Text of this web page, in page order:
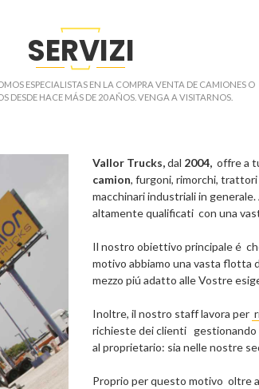
SERVIZI
ESPECIALISTAS EN LA COMPRA VENTA DE CAMIONES O
DESDE HACE MÁS DE 20 AÑOS. VENGA A VISITARNOS.
Vallor Trucks,dal 2004, offre a
camion, furgoni, rimorchi,
macchinari industriali in
altamente qualificati con una
Il nostro obiettivo principale é
motivo abbiamo una vasta
mezzo piú adatto alle Vostre
Inoltre, il nostro staff lavora per
richieste dei clienti gestionando
al proprietario: sia nelle nostre
Proprio per questo motivo oltre